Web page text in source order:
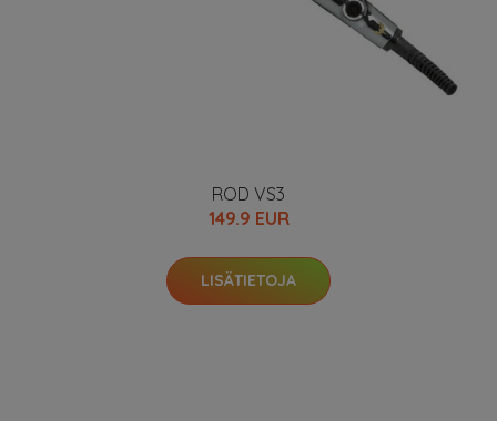
ROD VS3
149.9 EUR
LISÄTIETOJA